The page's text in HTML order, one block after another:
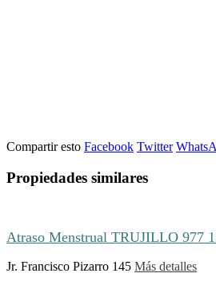
Compartir esto Facebook Twitter
Propiedades similares
Atraso Menstrual TRUJILLO 977
Jr. Francisco Pizarro 145 Más detalles